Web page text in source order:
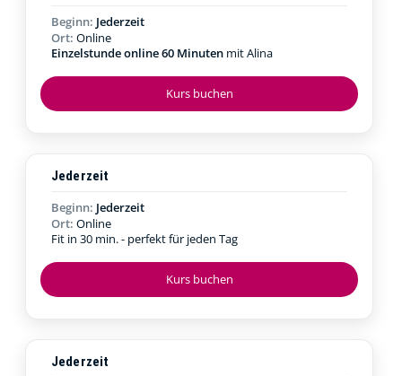
Kurs buchen
Beginn: Jederzeit
Ort: Online
Einzelstunde online 60 Minuten mit Alina
Kurs buchen
Jederzeit
Beginn: Jederzeit
Ort: Online
Fit in 30 min. - perfekt für jeden Tag
Jederzeit